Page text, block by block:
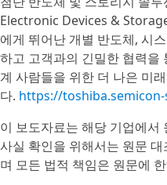
Electronic Devices &
에게 뛰어난 개별 반도체, 시
하고 고객과의 긴밀한 협력을
계 사람들을 위한 더 나은 미
다. https://
이 보도자료는 해당 기업에서
사실 확인을 위해서는 원문
며 모든 법적 책임은 원문에